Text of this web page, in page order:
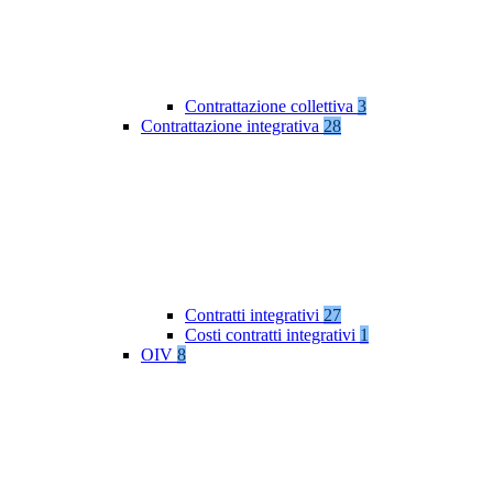
Contrattazione collettiva 3
Contrattazione integrativa 28
Contratti integrativi 27
Costi contratti integrativi 1
OIV 8